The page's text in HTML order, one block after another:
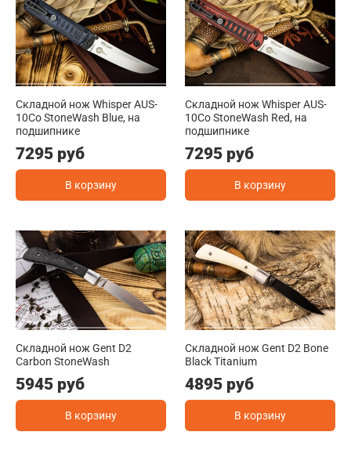
Складной нож Whisper AUS-
10Co StoneWash Blue, на
подшипнике
7295 руб
В корзину
Складной нож Whisper AUS-
10Co StoneWash Red, на
подшипнике
7295 руб
В корзину
Складной нож Gent D2
Carbon StoneWash
5945 руб
В корзину
Складной нож Gent D2 Bone
Black Titanium
4895 руб
В корзину